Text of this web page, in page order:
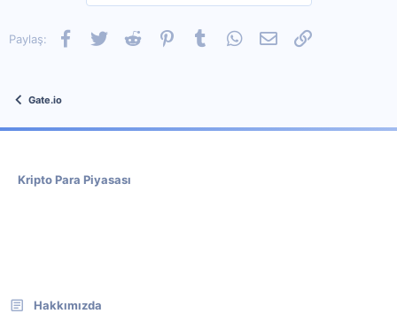
Paylaş: Facebook
TwitterReddit PinterestTumblrWhatsApp
E-postaLink
Gate.io
Kripto Para Piyasası
Hakkımızda